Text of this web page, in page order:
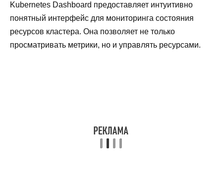
Kubernetes Dashboard предоставляет интуитивно
понятный интерфейс для мониторинга состояния
ресурсов кластера. Она позволяет не только
просматривать метрики, но и управлять ресурсами.